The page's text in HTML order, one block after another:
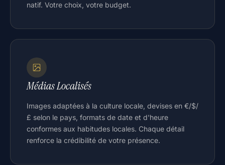
natif. Votre choix, votre budget.
Médias Localisés
Images adaptées à la culture locale, devises en €/$/
£ selon le pays, formats de date et d'heure
conformes aux habitudes locales. Chaque détail
renforce la crédibilité de votre présence.